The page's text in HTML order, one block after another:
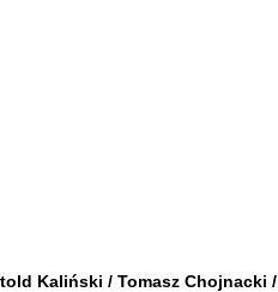
Kaliński / Tomasz Chojnacki